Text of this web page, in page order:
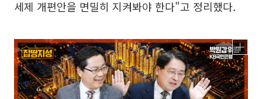
세제 개편안을 면밀히 지켜봐야 한다"고 정리했다.